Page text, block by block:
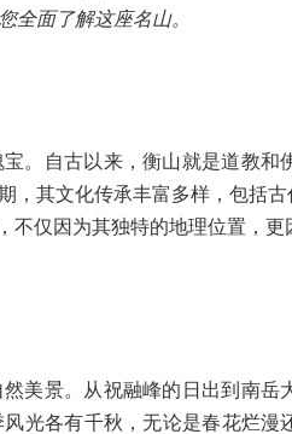
全面了解这座名山。
。自古以来，衡山就是道教和
，其文化传承丰富多样，包括古
不仅因为其独特的地理位置，
美景。从祝融峰的日出到南岳
光各有千秋，无论是春花烂漫